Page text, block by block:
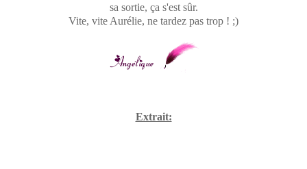
sa sortie, ça s'est sûr.
Vite, vite Aurélie, ne tardez pas trop ! ;)
Extrait: